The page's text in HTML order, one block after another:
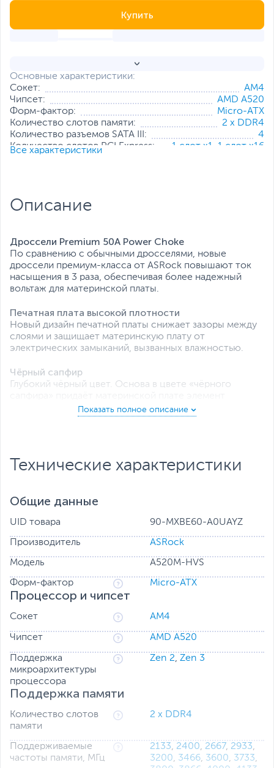
Основные характеристики:
Сокет:
AM4
Чипсет:
AMD A520
Форм-фактор:
Micro-ATX
Количество слотов памяти:
2 x DDR4
Количество разъемов SATA III:
4
Количество слотов PCI Express:
1 слот x1
1 слот x16
Все характеристики
Купить
Описание
Дроссели Premium 50A Power Choke
По сравнению с обычными дросселями, новые
дроссели премиум-класса от ASRock повышают ток
насыщения в 3 раза, обеспечивая более надежный
вольтаж для материнской платы.
Печатная плата высокой плотности
Новый дизайн печатной платы снижает зазоры между
слоями и защищает материнскую плату от
электрических замыканий, вызванных влажностью.
Чёрный сапфир
Глубокий чёрный цвет. Основа в цвете «чёрного
выводить изображение на внешние устройства.
Некоторые компоненты материнской платы особенно
ток на них может привести к мгновенному сбою всей
системы. Технология ASRock Full Spike Protection
платы от внезапных скачков напряжения.
Технические характеристики
Общие данные
UID товара 90-MXBE60-A0UAYZ
Производитель ASRock
Модель A520M-HVS
Форм-фактор Micro-ATX
Процессор и чипсет
Сокет AM4
Чипсет AMD A520
Поддержка
микроархитектуры
процессора
Zen 2, Zen 3
Поддержка памяти
Количество слотов
памяти
2 x DDR4
Поддерживаемые
частоты памяти, МГц
2133, 2400, 2667, 2933,
3200, 3466, 3600, 3733,